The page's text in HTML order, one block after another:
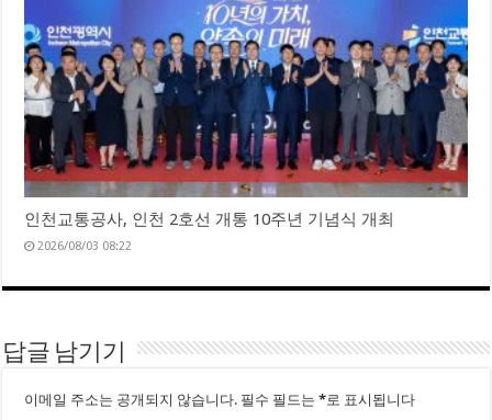
인천교통공사, 인천 2호선 개통 10주년 기념식 개최
2026/08/03 08:22
답글 남기기
이메일 주소는 공개되지 않습니다. 필수 필드는*로 표시됩니다